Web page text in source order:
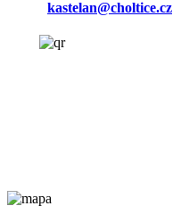
kastelan@choltice.cz